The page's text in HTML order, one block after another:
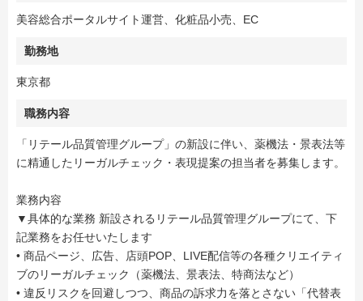
美容総合ポータルサイト運営、化粧品小売、EC
勤務地
東京都
職務内容
「リテール品質管理グループ」の新設に伴い、薬機法・景表法等
に精通したリーガルチェック・表現提案の担当者を募集します。
業務内容
▼具体的な業務 新設されるリテール品質管理グループにて、下
記業務をお任せいたします
• 商品ページ、広告、店頭POP、LIVE配信等の各種クリエイティ
ブのリーガルチェック（薬機法、景表法、特商法など）
• 違反リスクを回避しつつ、商品の訴求力を落とさない「代替表